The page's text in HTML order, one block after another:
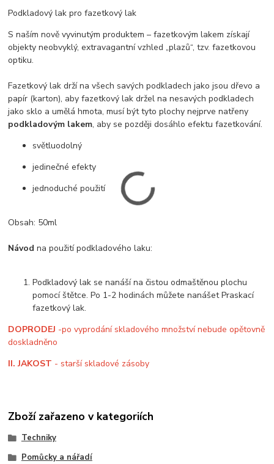
Podkladový lak pro fazetkový lak
S naším nově vyvinutým produktem – fazetkovým lakem získají
objekty neobvyklý, extravagantní vzhled „plazů“, tzv. fazetkovou
optiku.
Fazetkový lak drží na všech savých podkladech jako jsou dřevo a
papír (karton), aby fazetkový lak držel na nesavých podkladech
jako sklo a umělá hmota, musí být tyto plochy nejprve natřeny
podkladovým lakem, aby se později dosáhlo efektu fazetkování.
světluodolný
jedinečné efekty
jednoduché použití
Obsah: 50ml
Návod na použití podkladového laku:
Podkladový lak se nanáší na čistou odmaštěnou plochu
pomocí štětce. Po 1-2 hodinách můžete nanášet Praskací
fazetkový lak.
DOPRODEJ -po vyprodání skladového množství nebude opětovně
doskladněno
II. JAKOST - starší skladové zásoby
Zboží zařazeno v kategoriích
Techniky
Pomůcky a nářadí